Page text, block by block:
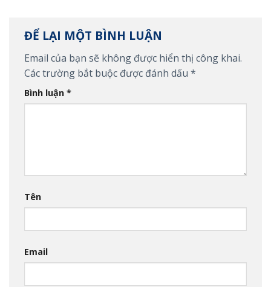
ĐỂ LẠI MỘT BÌNH LUẬN
Email của bạn sẽ không được hiển thị công khai.
Các trường bắt buộc được đánh dấu *
Bình luận *
Tên
Email